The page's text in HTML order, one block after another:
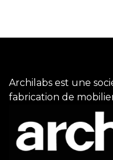
Archilabs est une
fabrication de